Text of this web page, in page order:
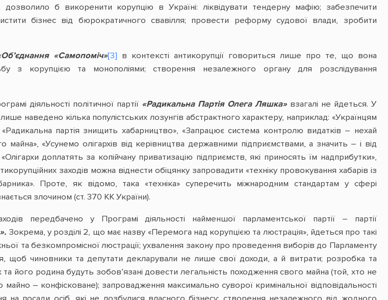
б викоренити корупцію в Україні: ліквідувати тендерну мафію; забезпечити
бізнес від бюрократичного свавілля; провести реформу судової влади, зробити
«Самопоміч»[3] в контексті антикорупції говориться лише про те, що вона
з корупцією та монополіями; створення незалежного органу для розслідування
діяльності політичної партії «Радикальна Партія Олега Ляшка»взагалі не йдеться. У
наведено кілька популістських лозунгів абстрактного характеру, наприклад: «Українцям
партія знищить хабарництво», «Запрацює система контролю видатків – нехай
«Усунемо олігархів від керівництва державними підприємствами, а значить – і від
доплатять за копійчану приватизацію підприємств, які приносять їм надприбутки»,
заходів можна віднести обіцянку запровадити «техніку провокування хабарів із
Проте, як відомо, така «техніка» суперечить міжнародним стандартам у сфері
злочином (ст. 370 КК України).
передбачено у Програмі діяльності найменшої парламентської партії – партії
Зокрема, у розділі 2, що має назву «Перемога над корупцією та люстрація», йдеться про такі
та безкомпромісної люстрації; ухвалення закону про проведення виборів до Парламенту
щоб чиновники та депутати декларували не лише свої доходи, а й витрати; розробка та
його родина будуть зобов’язані довести легальність походження свого майна (той, хто не
– конфісковане); запровадження максимально суворої кримінальної відповідальності